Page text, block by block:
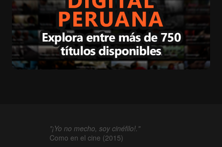
"¡Yo no mecho, soy cinéfilo!."
Como en el cine (2015)